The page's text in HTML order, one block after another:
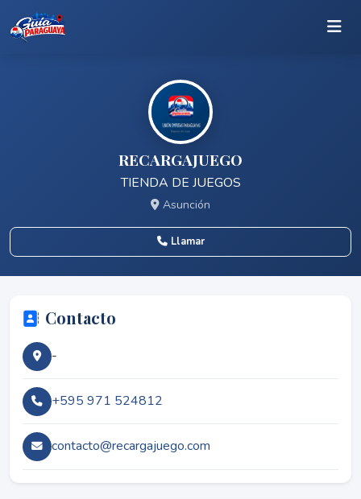
RECARGAJUEGO
TIENDA DE JUEGOS
Asunción
Llamar
Contacto
-
+595 971 524812
contacto@recargajuego.com